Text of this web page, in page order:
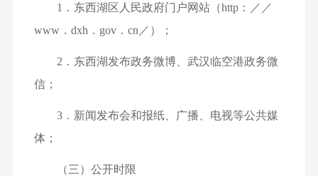
1．东西湖区人民政府门户网站（http：／／
www．dxh．gov．cn／）；
2．东西湖发布政务微博、武汉临空港政务微
信；
3．新闻发布会和报纸、广播、电视等公共媒
体；
（三）公开时限